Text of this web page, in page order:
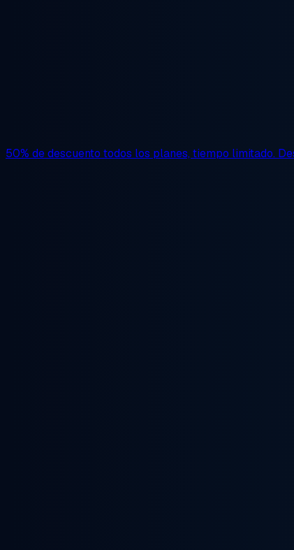
50% de descuento todos los planes, tiempo limitado.